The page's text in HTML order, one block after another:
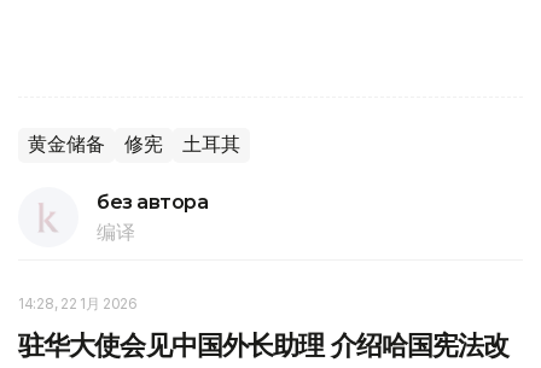
黄金储备 修宪 土耳其
без автора
编译
14:28, 22 1月 2026
驻华大使会见中国外长助理 介绍哈国宪法改